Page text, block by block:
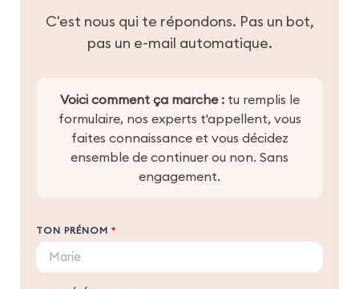
C'est nous qui te répondons. Pas un bot,
pas un e-mail automatique.
Voici comment ça marche :tu remplis le
formulaire, nos experts t'appellent, vous
faites connaissance et vous décidez
ensemble de continuer ou non. Sans
engagement.
TON PRÉNOM *